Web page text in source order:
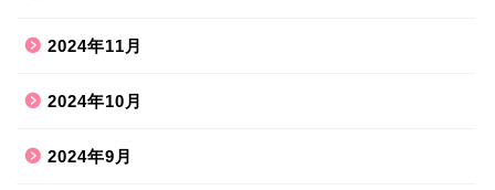
2024年11月
2024年10月
2024年9月